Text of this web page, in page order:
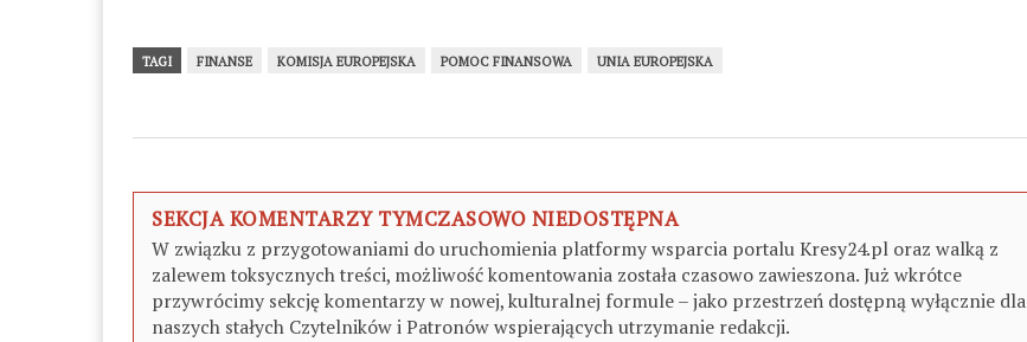
TAGI FINANSE KOMISJA EUROPEJSKA POMOC FINANSOWA UNIA EUROPEJSKA
SEKCJA KOMENTARZY TYMCZASOWO NIEDOSTĘPNA
W związku z przygotowaniami do uruchomienia platformy wsparcia portalu Kresy24.pl oraz walką z
zalewem toksycznych treści, możliwość komentowania została czasowo zawieszona. Już wkrótce
przywrócimy sekcję komentarzy w nowej, kulturalnej formule – jako przestrzeń dostępną wyłącznie dla
naszych stałych Czytelników i Patronów wspierających utrzymanie redakcji.